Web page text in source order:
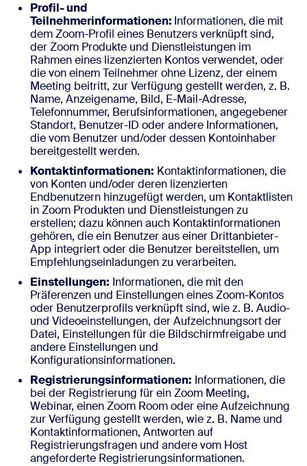
Profil- und
Teilnehmerinformationen: Informationen, die mit
dem Zoom-Profil eines Benutzers verknüpft sind,
der Zoom Produkte und Dienstleistungen im
Rahmen eines lizenzierten Kontos verwendet, oder
die von einem Teilnehmer ohne Lizenz, der einem
Meeting beitritt, zur Verfügung gestellt werden, z. B.
Name, Anzeigename, Bild, E-Mail-Adresse,
Telefonnummer, Berufsinformationen, angegebener
Standort, Benutzer-ID oder andere Informationen,
die vom Benutzer und/oder dessen Kontoinhaber
bereitgestellt werden.
Kontaktinformationen: Kontaktinformationen, die
von Konten und/oder deren lizenzierten
Endbenutzern hinzugefügt werden, um Kontaktlisten
in Zoom Produkten und Dienstleistungen zu
erstellen; dazu können auch Kontaktinformationen
gehören, die ein Benutzer aus einer Drittanbieter-
App integriert oder die Benutzer bereitstellen, um
Empfehlungseinladungen zu verarbeiten.
Einstellungen: Informationen, die mit den
Präferenzen und Einstellungen eines Zoom-Kontos
oder Benutzerprofils verknüpft sind, wie z. B. Audio-
und Videoeinstellungen, der Aufzeichnungsort der
Datei, Einstellungen für die Bildschirmfreigabe und
andere Einstellungen und
Konfigurationsinformationen.
Registrierungsinformationen: Informationen, die
bei der Registrierung für ein Zoom Meeting,
Webinar, einen Zoom Room oder eine Aufzeichnung
zur Verfügung gestellt werden, wie z. B. Name und
Kontaktinformationen, Antworten auf
Registrierungsfragen und andere vom Host
angeforderte Registrierungsinformationen.